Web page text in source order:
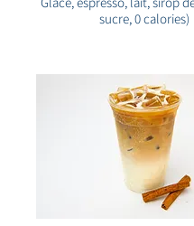
sucre, 0 calories)